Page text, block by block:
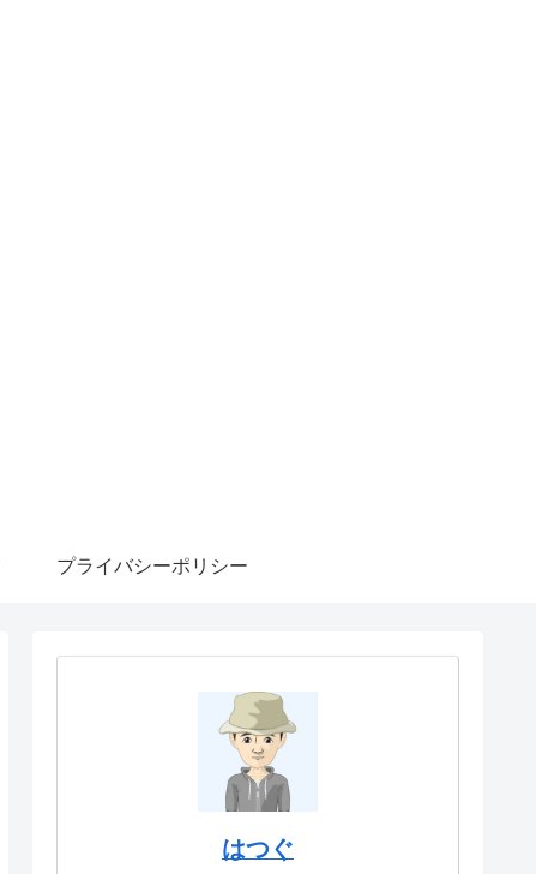
プライバシーポリシー
はつぐ